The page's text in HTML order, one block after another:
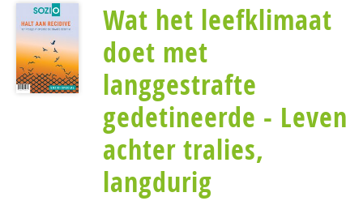
Wat het leefklimaat
doet met
langgestrafte
gedetineerde - Leven
achter tralies,
langdurig